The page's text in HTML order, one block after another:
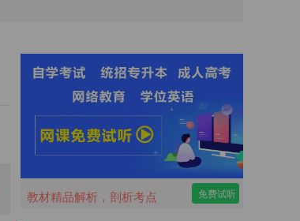
教材精品解析，剖析考点 免费试听